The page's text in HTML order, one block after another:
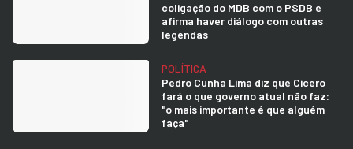
coligação do MDB com o PSDB e
afirma haver diálogo com outras
legendas
POLÍTICA
Pedro Cunha Lima diz que Cícero
fará o que governo atual não faz:
"o mais importante é que alguém
faça"